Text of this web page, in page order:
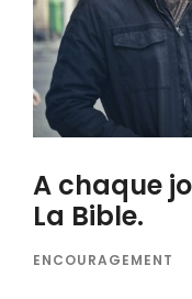
A chaque
La Bible.
ENCOURAGEMENT